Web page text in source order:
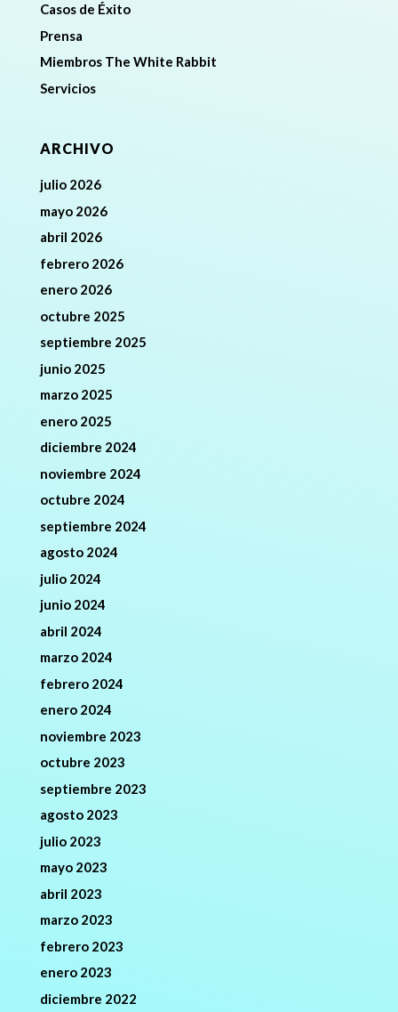
Casos de Éxito
Prensa
Miembros The White Rabbit
Servicios
ARCHIVO
julio 2026
mayo 2026
abril 2026
febrero 2026
enero 2026
octubre 2025
septiembre 2025
junio 2025
marzo 2025
enero 2025
diciembre 2024
noviembre 2024
octubre 2024
septiembre 2024
agosto 2024
julio 2024
junio 2024
abril 2024
marzo 2024
febrero 2024
enero 2024
noviembre 2023
octubre 2023
septiembre 2023
agosto 2023
julio 2023
mayo 2023
abril 2023
marzo 2023
febrero 2023
enero 2023
diciembre 2022